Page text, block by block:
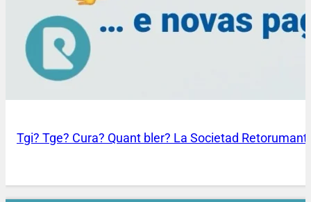
Tgi? Tge? Cura? Quant bler? La Societad